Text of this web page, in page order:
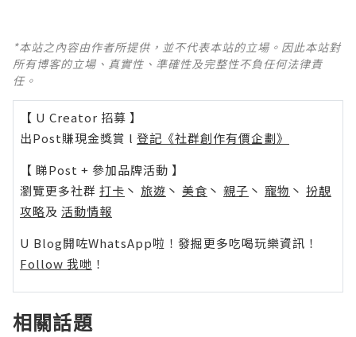
*本站之內容由作者所提供，並不代表本站的立場。因此本站對
所有博客的立場、真實性、準確性及完整性不負任何法律責
任。
【 U Creator 招募 】
出Post賺現金獎賞 l 登記《社群創作有價企劃》
【 睇Post + 參加品牌活動 】
瀏覽更多社群 打卡 丶 旅遊 丶 美食 丶 親子 丶 寵物 丶 扮靚
攻略及 活動情報
U Blog開咗WhatsApp啦！發掘更多吃喝玩樂資訊！
Follow 我哋 ！
相關話題